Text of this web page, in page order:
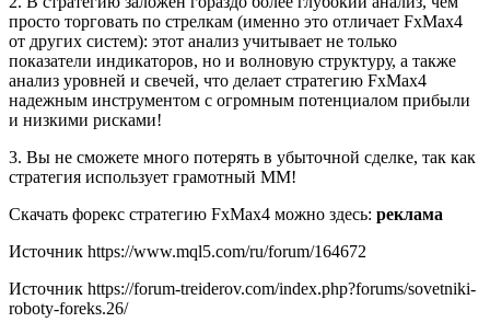
просто торговать по стрелкам (именно это отличает FxMax4
от других систем): этот анализ учитывает не только
показатели индикаторов, но и волновую структуру, а также
анализ уровней и свечей, что делает стратегию FxMax4
надежным инструментом с огромным потенциалом прибыли
и низкими рисками!
3. Вы не сможете много потерять в убыточной сделке, так как
стратегия использует грамотный ММ!
Скачать форекс стратегию FxMax4 можно здесь: реклама
Источник https://www.mql5.com/ru/forum/164672
Источник https://forum-treiderov.com/index.php?forums/sovetniki-
roboty-foreks.26/